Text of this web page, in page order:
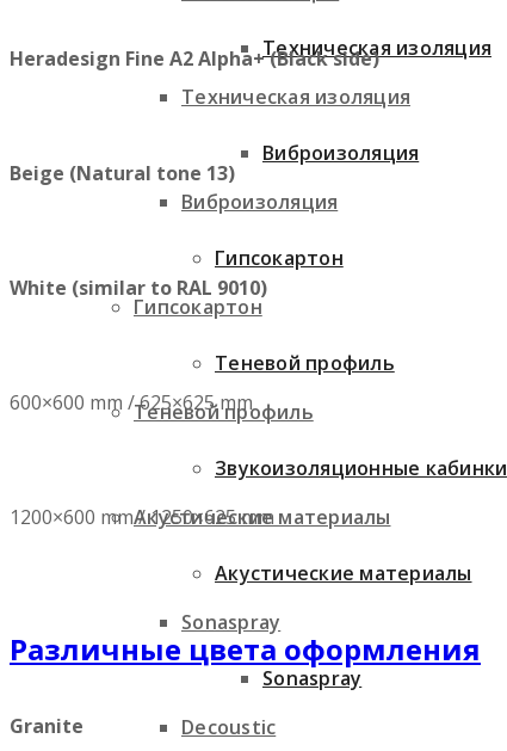
Техническая изоляция
Виброизоляция
Гипсокартон
Теневой профиль
Акустические материалы
Sonaspray
Decoustic
Техническая изоляция
Виброизоляция
Гипсокартон
Теневой профиль
Звукоизоляционные кабинки
Акустические материалы
Sonaspray
Heradesign Fine A2 Alpha+ (Black side)
Beige (Natural tone 13)
White (similar to RAL 9010)
600×600 mm / 625×625 mm
1200×600 mm / 1250×625 mm
Различные цвета оформления
Granite